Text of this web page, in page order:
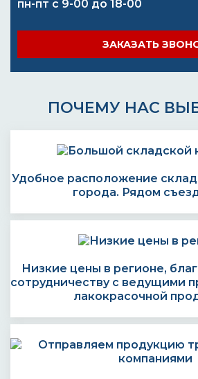
пн-пт с 9-00 до 18-00
ЗАКАЗАТЬ
ПОЧЕМУ НАС
Удобное расположение
города. Рядом
Низкие цены в регионе,
сотрудничеству с ведущими
лакокрасочной